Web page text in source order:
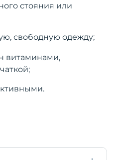
стояния или
свободную одежду;
витаминами,